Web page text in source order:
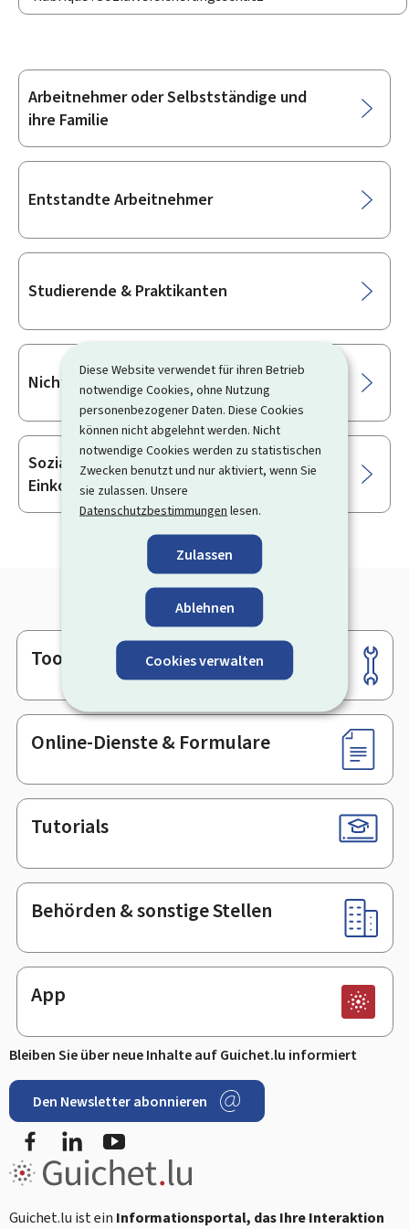
Diese Website verwendet für ihren Betrieb
notwendige Cookies, ohne Nutzung
personenbezogener Daten. Diese Cookies
können nicht abgelehnt werden. Nicht
notwendige Cookies werden zu statistischen
Zwecken benutzt und nur aktiviert, wenn Sie
sie zulassen. Unsere
Datenschutzbestimmungen lesen.
Zulassen
Ablehnen
Cookies verwalten
Unterrubriken
Arbeitnehmer oder Selbstständige und
ihre Familie
Entstandte Arbeitnehmer
Studierende & Praktikanten
Nicht erwerbständige Personen
Sozialversicherungs- und
Einkommensnachweise
Footer
Tools
Online-Dienste & Formulare
Tutorials
Behörden & sonstige Stellen
App
Bleiben Sie über neue Inhalte auf Guichet.lu informiert
Den Newsletter abonnieren
FacebookLinkedIn
Guichet.lu ist ein Informationsportal, das Ihre Interaktion